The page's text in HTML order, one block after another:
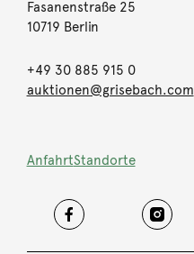
Fasanenstraße 25
10719 Berlin
+49 30 885 915 0
auktionen@grisebach.com
AnfahrtStandorte